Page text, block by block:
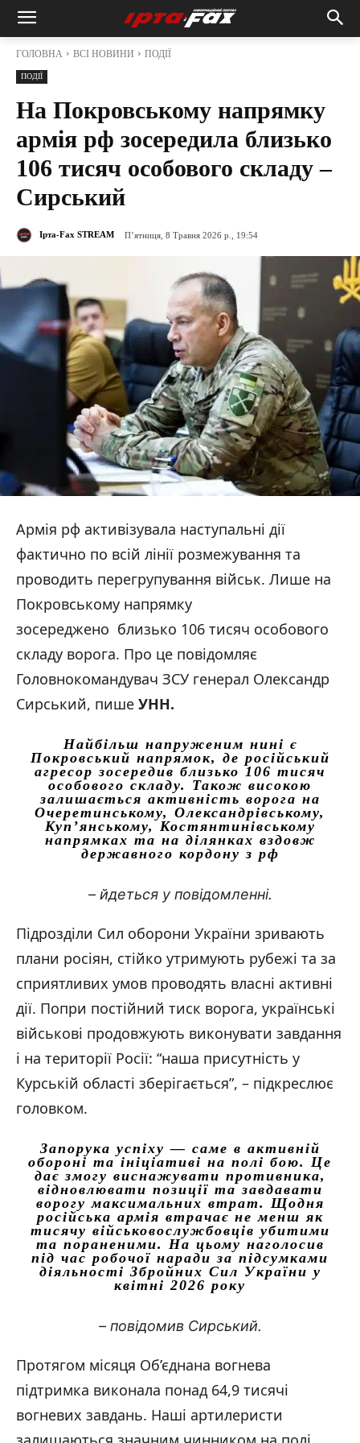
ГОЛОВНА ВСІ НОВИНИ ПОДІЇ
ПОДІЇ
На Покровському напрямку
армія рф зосередила близько
106 тисяч особового складу –
Сирський
Ірта-Fax STREAM П’ятниця, 8 Травня 2026 р., 19:54
Армія рф активізувала наступальні дії
фактично по всій лінії розмежування та
проводить перегрупування військ. Лише на
Покровському напрямку
зосереджено близько 106 тисяч особового
складу ворога. Про це повідомляє
Головнокомандувач ЗСУ генерал Олександр
Сирський, пише УНН.
Найбільш напруженим нині є
Покровський напрямок, де російський
агресор зосередив близько 106 тисяч
особового складу. Також високою
залишається активність ворога на
Очеретинському, Олександрівському,
Куп’янському, Костянтинівському
напрямках та на ділянках вздовж
державного кордону з рф
– йдеться у повідомленні.
Підрозділи Сил оборони України зривають
плани росіян, стійко утримують рубежі та за
сприятливих умов проводять власні активні
дії. Попри постійний тиск ворога, українські
військові продовжують виконувати завдання
і на території Росії: “наша присутність у
Курській області зберігається”, – підкреслює
головком.
Запорука успіху — саме в активній
обороні та ініціативі на полі бою. Це
дає змогу виснажувати противника,
відновлювати позиції та завдавати
ворогу максимальних втрат. Щодня
російська армія втрачає не менш як
тисячу військовослужбовців убитими
та пораненими. На цьому наголосив
під час робочої наради за підсумками
діяльності Збройних Сил України у
квітні 2026 року
– повідомив Сирський.
Протягом місяця Об’єднана вогнева
підтримка виконала понад 64,9 тисячі
вогневих завдань. Наші артилеристи